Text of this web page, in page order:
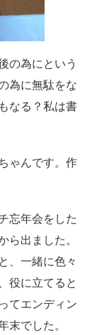
の為にという
為に無駄をな
なる？私は書
ゃんです。作
忘年会をした
ら出ました。
、一緒に色々
役に立てると
てエンディン
末でした。